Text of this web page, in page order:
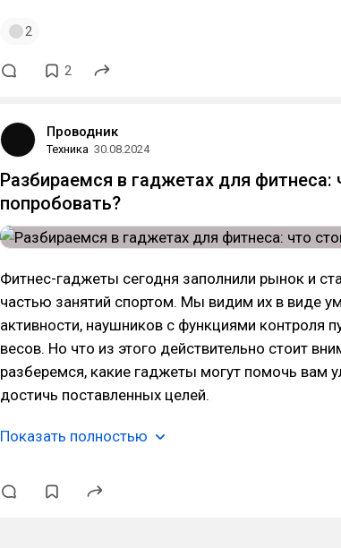
2
2
Проводник
Техника 30.08.2024
Разбираемся в гаджетах для фитнеса:
попробовать?
Фитнес-гаджеты сегодня заполнили рынок и
частью занятий спортом. Мы видим их в виде
активности, наушников с функциями контроля
весов. Но что из этого действительно стоит
разберемся, какие гаджеты могут помочь вам
достичь поставленных целей.
Показать полностью